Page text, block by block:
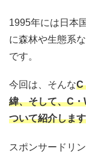
1995年には日本
に森林や生態系
です。
今回は、そんなC
緯、そして、C
ついて紹介しま
スポンサードリ